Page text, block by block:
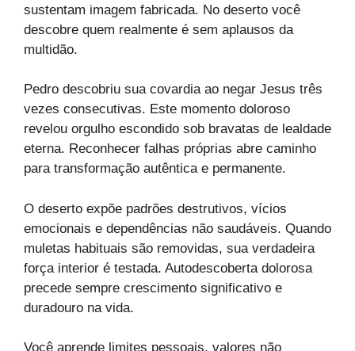
sustentam imagem fabricada. No deserto você
descobre quem realmente é sem aplausos da
multidão.
Pedro descobriu sua covardia ao negar Jesus três
vezes consecutivas. Este momento doloroso
revelou orgulho escondido sob bravatas de lealdade
eterna. Reconhecer falhas próprias abre caminho
para transformação autêntica e permanente.
O deserto expõe padrões destrutivos, vícios
emocionais e dependências não saudáveis. Quando
muletas habituais são removidas, sua verdadeira
força interior é testada. Autodescoberta dolorosa
precede sempre crescimento significativo e
duradouro na vida.
Você aprende limites pessoais, valores não